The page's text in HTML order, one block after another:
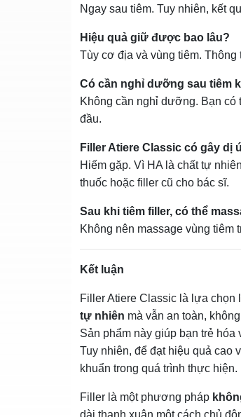
Ngay sau tiêm. Tuy nhiên, kết
Hiệu quả giữ được bao lâu?
Tùy cơ địa và vùng tiêm.
Có cần nghỉ dưỡng sau tiêm
Không cần nghỉ dưỡng. Bạn có
đầu.
Filler Atiere Classic có gây dị
Hiếm gặp. Vì HA là chất tự
thuốc hoặc filler cũ cho bác sĩ.
Sau khi tiêm filler, có thể
Không nên massage vùng tiêm
Kết luận
Filler Atiere Classic là lựa chọn
tự nhiên mà vẫn an toàn,
Sản phẩm này giúp bạn trẻ
Tuy nhiên, để đạt hiệu quả cao
khuẩn trong quá trình thực hiện.
Filler là một phương pháp
dài thanh xuân một cách chủ